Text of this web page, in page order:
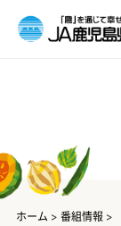
ホーム > 番組情報 >